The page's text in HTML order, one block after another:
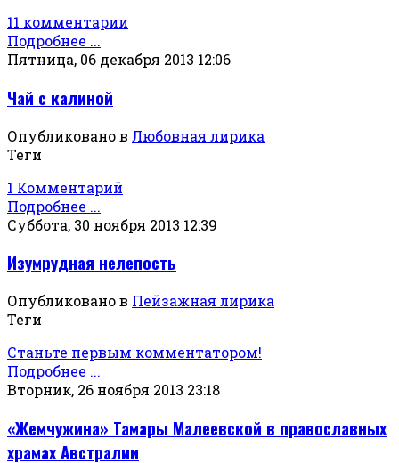
11 комментарии
Подробнее ...
Пятница, 06 декабря 2013 12:06
Чай с калиной
Опубликовано в Любовная лирика
Теги
1 Комментарий
Подробнее ...
Суббота, 30 ноября 2013 12:39
Изумрудная нелепость
Опубликовано в Пейзажная лирика
Теги
Станьте первым комментатором!
Подробнее ...
Вторник, 26 ноября 2013 23:18
«Жемчужина» Тамары Малеевской в православных
храмах Австралии